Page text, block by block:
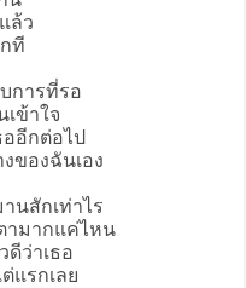
ล้ว
ที
การที่รอ
ข้าใจ
อีกต่อไป
ของฉันเอง
นสักเท่าไร
ามากแค่ไหน
ดีว่าเธอ
แรกเลย